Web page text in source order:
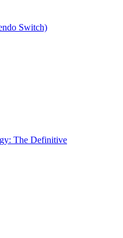
Switch)
The Definitive